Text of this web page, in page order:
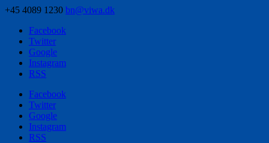
+45 4089 1230 bn@viwa.dk
Facebook
Twitter
Google
Instagram
RSS
Facebook
Twitter
Google
Instagram
RSS